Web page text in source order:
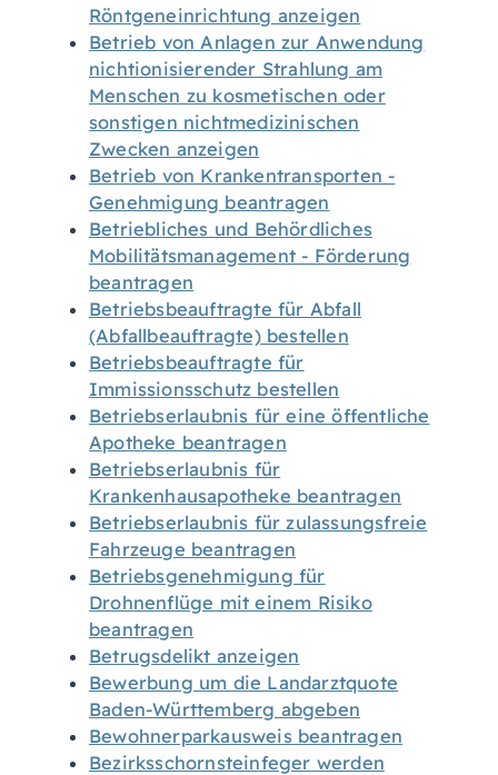
Röntgeneinrichtung anzeigen
Betrieb von Anlagen zur Anwendung
nichtionisierender Strahlung am
Menschen zu kosmetischen oder
sonstigen nichtmedizinischen
Zwecken anzeigen
Betrieb von Krankentransporten -
Genehmigung beantragen
Betriebliches und Behördliches
Mobilitätsmanagement - Förderung
beantragen
Betriebsbeauftragte für Abfall
(Abfallbeauftragte) bestellen
Betriebsbeauftragte für
Immissionsschutz bestellen
Betriebserlaubnis für eine öffentliche
Apotheke beantragen
Betriebserlaubnis für
Krankenhausapotheke beantragen
Betriebserlaubnis für zulassungsfreie
Fahrzeuge beantragen
Betriebsgenehmigung für
Drohnenflüge mit einem Risiko
beantragen
Betrugsdelikt anzeigen
Bewerbung um die Landarztquote
Baden-Württemberg abgeben
Bewohnerparkausweis beantragen
Bezirksschornsteinfeger werden